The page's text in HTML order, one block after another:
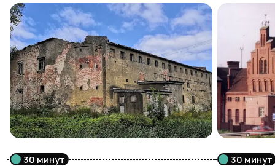
30 минут 30 минут